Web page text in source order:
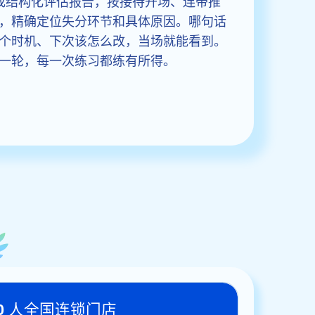
精确定位失分环节和具体原因。哪句话
时机、下次该怎么改，当场就能看到。
轮，每一次练习都练有所得。
人全国连锁门店